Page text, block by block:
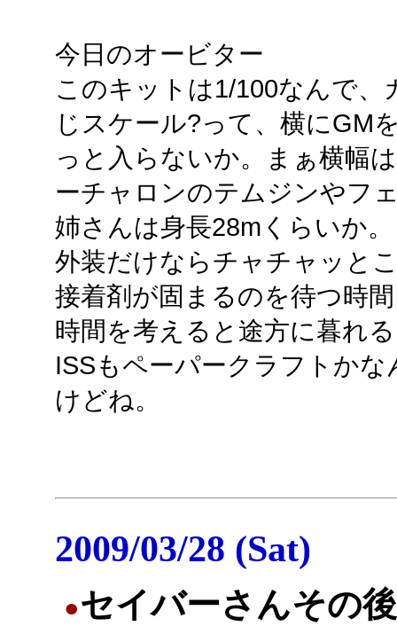
今日のオービター
このキットは1/100なんで
じスケール?って、横にGM
っと入らないか。まぁ横幅
ーチャロンのテムジンやフ
姉さんは身長28mくらいか。
外装だけならチャチャッと
接着剤が固まるのを待つ時
時間を考えると途方に暮れ
ISSもペーパークラフトか
けどね。
2009/03/28 (Sat)
●セイバーさんその後